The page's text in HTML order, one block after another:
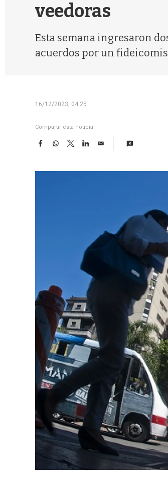
veedoras
Esta semana ingresaron
acuerdos por un
16/12/2023, 04:25
Compartir esta noticia
F
e
W
t
T
w
t
L
k
E
i